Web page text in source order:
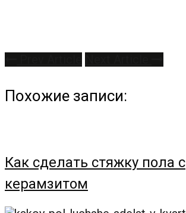
Похожие записи:
Как сделать стяжку пола с
керамзитом